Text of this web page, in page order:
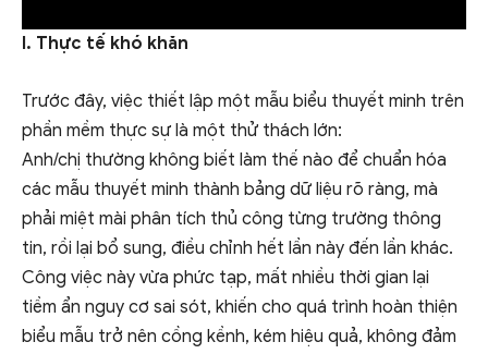
I. Thực tế khó khăn
Trước đây, việc thiết lập một mẫu biểu thuyết minh trên
phần mềm thực sự là một thử thách lớn:
Anh/chị thường không biết làm thế nào để chuẩn hóa
các mẫu thuyết minh thành bảng dữ liệu rõ ràng, mà
phải miệt mài phân tích thủ công từng trường thông
tin, rồi lại bổ sung, điều chỉnh hết lần này đến lần khác.
Công việc này vừa phức tạp, mất nhiều thời gian lại
tiềm ẩn nguy cơ sai sót, khiến cho quá trình hoàn thiện
biểu mẫu trở nên cồng kềnh, kém hiệu quả, không đảm